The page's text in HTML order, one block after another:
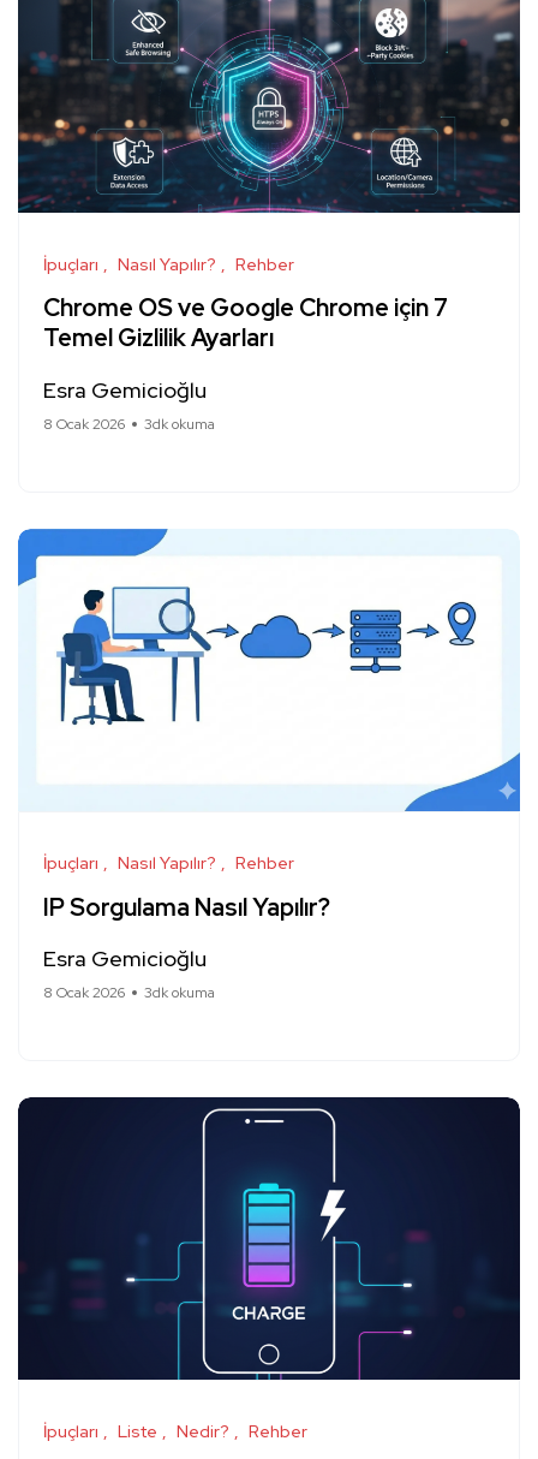
İpuçları Nasıl Yapılır? Rehber
Chrome OS ve Google Chrome için 7
Temel Gizlilik Ayarları
Esra Gemicioğlu
8 Ocak 2026 3dk okuma
İpuçları Nasıl Yapılır? Rehber
IP Sorgulama Nasıl Yapılır?
Esra Gemicioğlu
8 Ocak 2026 3dk okuma
İpuçları Liste Nedir? Rehber